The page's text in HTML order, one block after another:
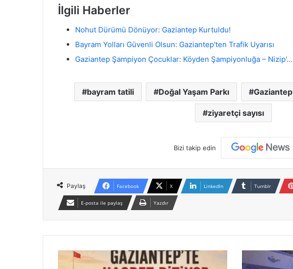
İlgili Haberler
Nohut Dürümü Dönüyor: Gaziantep Kurtuldu!
Bayram Yolları Güvenli Olsun: Gaziantep'ten Trafik Uyarısı
Gaziantep Şampiyon Çocuklar: Köyden Şampiyonluğa – Nizip'…
bayram tatili Doğal Yaşam Parkı Gaziantep
ziyaretçi sayısı
Bizi takip edin
Paylaş Facebook X LinkedIn Tumblr
E-posta ile paylaş Yazdır
N
i